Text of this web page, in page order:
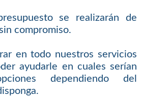
se realizarán de
compromiso.
en todo nuestros servicios
ayudarle en cuales serían
dependiendo del